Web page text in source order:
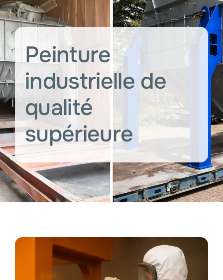
Services
Services
Postes à
Société
Peinture
industrielle de
qualité
supérieure